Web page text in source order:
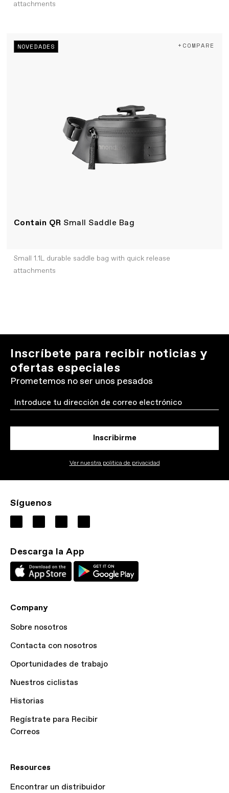
attachments
NOVEDADES
Contain QR Small Saddle Bag
+COMPARE
Small 1.1L durable saddle bag with quick release
attachments
Inscríbete para recibir noticias y
ofertas especiales
Prometemos no ser unos pesados
Email
Inscribirme
Ver nuestra politica de privacidad
Síguenos
Descarga la App
Company
Sobre nosotros
Contacta con nosotros
Oportunidades de trabajo
Nuestros ciclistas
Historias
Regístrate para Recibir
Correos
Resources
Encontrar un distribuidor